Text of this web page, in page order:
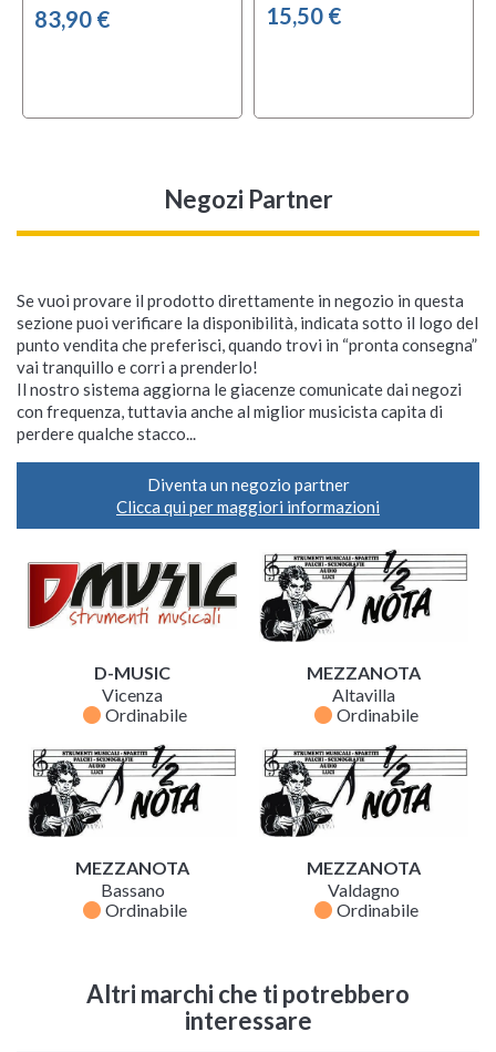
83,90 € 15,50 €
Negozi Partner
Se vuoi provare il prodotto direttamente in negozio in questa
sezione puoi verificare la disponibilità, indicata sotto il logo del
punto vendita che preferisci, quando trovi in “pronta consegna”
vai tranquillo e corri a prenderlo!
Il nostro sistema aggiorna le giacenze comunicate dai negozi
con frequenza, tuttavia anche al miglior musicista capita di
perdere qualche stacco...
Diventa un negozio partner
Clicca qui per maggiori informazioni
D-MUSIC
Vicenza
fiber_manual_record Ordinabile
MEZZANOTA
Altavilla
fiber_manual_record Ordinabile
MEZZANOTA
Bassano
fiber_manual_record Ordinabile
MEZZANOTA
Valdagno
fiber_manual_record Ordinabile
Altri marchi che ti potrebbero
interessare